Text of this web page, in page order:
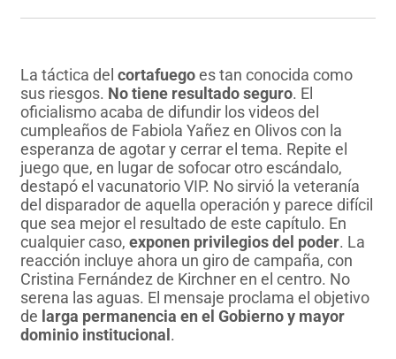
La táctica del cortafuegoes tan conocida como
sus riesgos. No tiene resultado seguro. El
oficialismo acaba de difundir los videos del
cumpleaños de Fabiola Yañez en Olivos con la
esperanza de agotar y cerrar el tema. Repite el
juego que, en lugar de sofocar otro escándalo,
destapó el vacunatorio VIP. No sirvió la veteranía
del disparador de aquella operación y parece difícil
que sea mejor el resultado de este capítulo. En
cualquier caso, exponen privilegios del poder. La
reacción incluye ahora un giro de campaña, con
Cristina Fernández de Kirchner en el centro. No
serena las aguas. El mensaje proclama el objetivo
de larga permanencia en el Gobierno y mayor
dominio institucional .